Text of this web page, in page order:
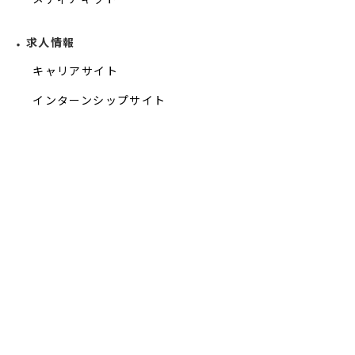
求人情報
キャリアサイト
インターンシップサイト